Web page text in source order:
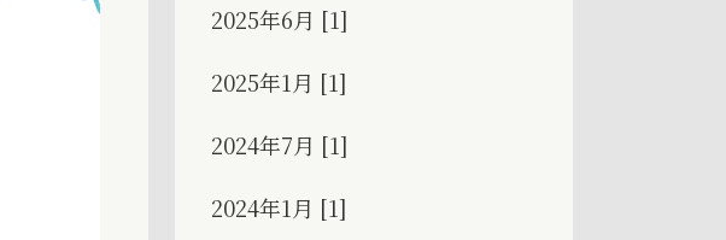
2025年6月 [1]
2025年1月 [1]
2024年7月 [1]
2024年1月 [1]